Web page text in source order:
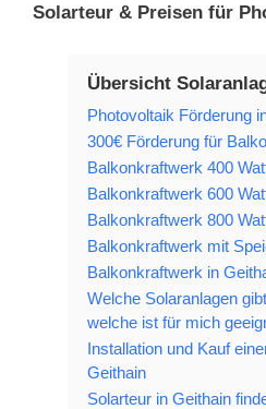
Solarteur & Preisen für
Übersicht
Photovoltaik Förderung
300€ Förderung für
Balkonkraftwerk 400
Balkonkraftwerk 600
Balkonkraftwerk 800
Balkonkraftwerk mit
Balkonkraftwerk in
Welche Solaranlagen
welche ist für mich
Installation und Kauf
Geithain
Solarteur in Geithain